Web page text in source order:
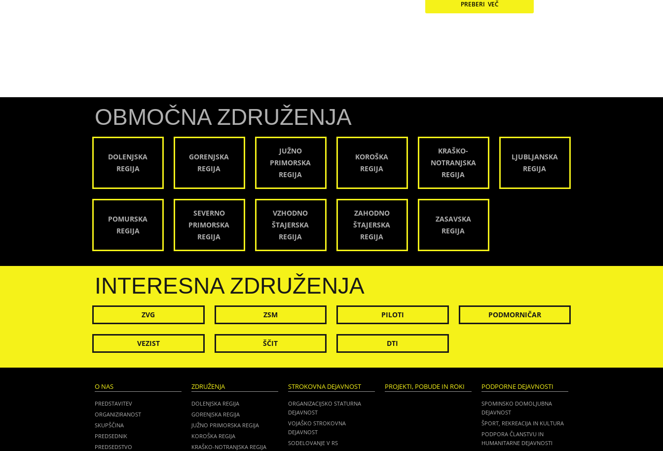
PREBERI VEČ
OBMOČNA ZDRUŽENJA
DOLENJSKA
REGIJA
GORENJSKA
REGIJA
JUŽNO
PRIMORSKA
REGIJA
KOROŠKA
REGIJA
KRAŠKO-
NOTRANJSKA
REGIJA
LJUBLJANSKA
REGIJA
POMURSKA
REGIJA
SEVERNO
PRIMORSKA
REGIJA
VZHODNO
ŠTAJERSKA
REGIJA
ZAHODNO
ŠTAJERSKA
REGIJA
ZASAVSKA
REGIJA
INTERESNA ZDRUŽENJA
ZVG ZSM PILOTI PODMORNIČAR
VEZIST ŠČIT DTI
O NAS
PREDSTAVITEV
ORGANIZIRANOST
SKUPŠČINA
PREDSEDNIK
PREDSEDSTVO
ZDRUŽENJA
DOLENJSKA REGIJA
GORENJSKA REGIJA
JUŽNO PRIMORSKA REGIJA
KOROŠKA REGIJA
KRAŠKO-NOTRANJSKA REGIJA
STROKOVNA DEJAVNOST
ORGANIZACIJSKO STATURNA
DEJAVNOST
VOJAŠKO STROKOVNA
DEJAVNOST
SODELOVANJE V RS
PROJEKTI, POBUDE IN ROKI PODPORNE DEJAVNOSTI
SPOMINSKO DOMOLJUBNA
DEJAVNOST
ŠPORT, REKREACIJA IN KULTURA
PODPORA ČLANSTVU IN
HUMANITARNE DEJAVNOSTI